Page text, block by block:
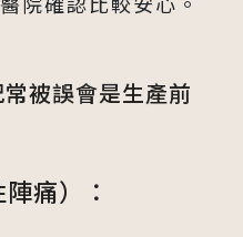
被誤會是生產前
痛）：